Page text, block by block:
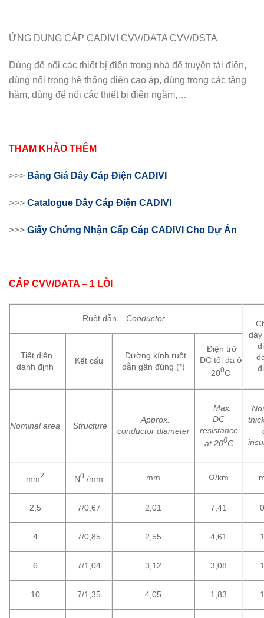
ỨNG DỤNG CÁP CADIVI CVV/DATA CVV/DSTA
Dùng để nối các thiết bị điện trong nhà để truyền tải điện,
dùng nối trong hệ thống điện cao áp, dùng trong các tầng
hầm, dùng để nối các thiết bị điện ngầm,…
THAM KHẢO THÊM
>>> Bảng Giá Dây Cáp Điện CADIVI
>>> Catalogue Dây Cáp Điện CADIVI
>>> Giấy Chứng Nhận Cấp Cáp CADIVI Cho Dự Án
CÁP CVV/DATA – 1 LÕI
Ruột dẫn –Conductor
dày
Tiết diện
danh định
Kết cấu
Đường kính ruột
dẫn gần đúng (*)
Điện trở
DC tối đa ở
200C
Nominalarea Structure
Approx.
conductor diameter
Max.
DC
resistance
at200C
mm2 N0 /mm mm Ω/km
2,5 7/0,67 2,01 7,41
4 7/0,85 2,55 4,61
6 7/1,04 3,12 3,08
10 7/1,35 4,05 1,83